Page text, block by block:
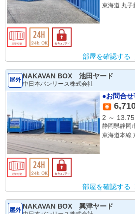
東海道 丸子
部屋を確認する
屋外 NAKAVAN BOX 池田ヤード
中日本バンリース株式会社
●お問合
2 ～ 13.75
静岡県静岡
東海道本線
部屋を確認する
屋外 NAKAVAN BOX 興津ヤード